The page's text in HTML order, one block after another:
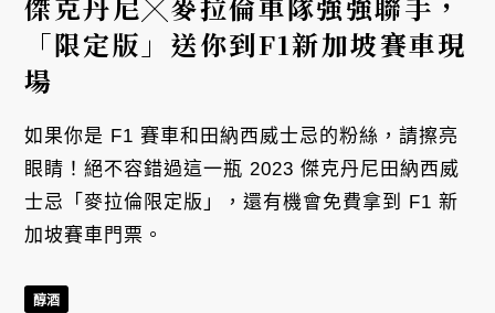
「限定版」送你到F1新加坡賽車現
場
如果你是 F1 賽車和田納西威士忌的粉絲，請擦亮
眼睛！絕不容錯過這一瓶 2023 傑克丹尼田納西威
士忌「麥拉倫限定版」，還有機會免費拿到 F1 新
加坡賽車門票。
醇酒